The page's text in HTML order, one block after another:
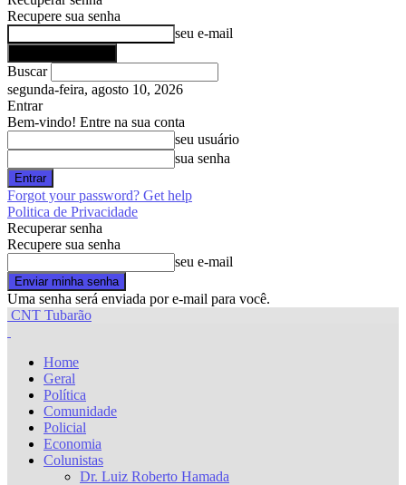
Recupere sua senha
seu e-mail
Buscar
segunda-feira, agosto 10, 2026
Entrar
Bem-vindo! Entre na sua conta
seu usuário
sua senha
Forgot your password? Get help
Politica de Privacidade
Recuperar senha
Recupere sua senha
seu e-mail
Uma senha será enviada por e-mail para você.
CNT Tubarão
Home
Geral
Política
Comunidade
Policial
Economia
Colunistas
Dr. Luiz Roberto Hamada